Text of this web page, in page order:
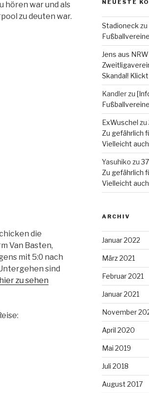
hören war und als
zu deuten war.
die
Van Basten,
mit 5:0 nach
sind
hier zu sehen
NEUESTE
Stadioneck zu
Jens aus NRW
Skandal!
Kandlerzu
ExWuschel zu
Zu gefährlich
Vielleicht
Yasuhiko zu
Zu gefährlich
Vielleicht
ARCHIV
Januar 2022
März 2021
Februar 2021
Januar 2021
November
April 2020
Mai 2019
Juli 2018
August 2017